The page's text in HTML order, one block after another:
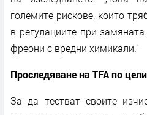
големите рискове, които
в регулациите при
фреони с вредни химикали."
Проследяване на TFA по
За да тестват своите